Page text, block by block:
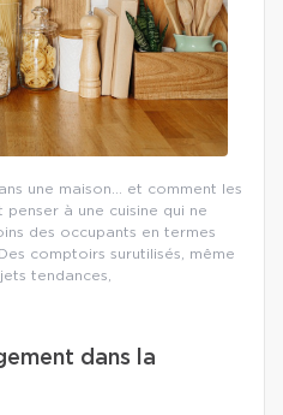
une maison… et comment les
à une cuisine qui ne
des occupants en termes
comptoirs surutilisés, même
tendances,
dans la